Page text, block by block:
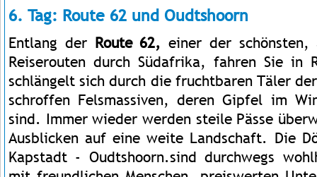
6. Tag: Route 62 und Oudtshoorn
Entlang der Route 62,einer der schönsten,
Reiserouten durch Südafrika, fahren Sie in
schlängelt sich durch die fruchtbaren Täler
schroffen Felsmassiven, deren Gipfel im
sind. Immer wieder werden steile Pässe
Ausblicken auf eine weite Landschaft. Die
Kapstadt - Oudtshoorn.sind durchwegs